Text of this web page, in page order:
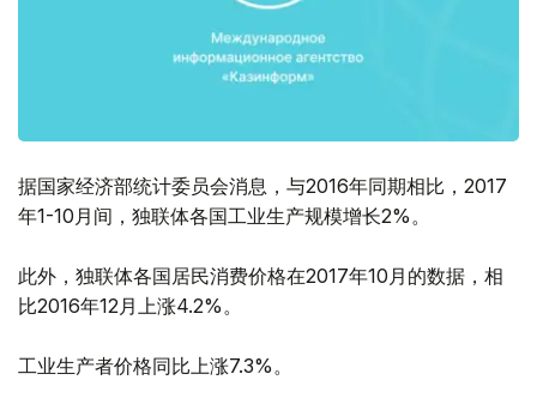
据国家经济部统计委员会消息，与2016年同期相比，2017
年1-10月间，独联体各国工业生产规模增长2%。
此外，独联体各国居民消费价格在2017年10月的数据，相
比2016年12月上涨4.2%。
工业生产者价格同比上涨7.3%。